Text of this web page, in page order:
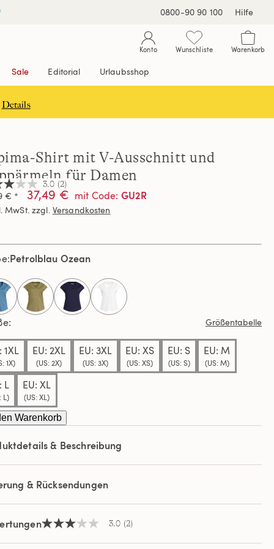
0800-90 90 100 Hilfe
Konto Wunschliste Warenkorb
Sale Editorial Urlaubsshop
Details
Shirt mit V-Ausschnitt und
für Damen
3.0 (2)
€ * 37,49 € mit Code: GU2R
MwSt. zzgl. Versandkosten
Petrolblau Ozean
selected
Größentabelle
1XL
1X)
EU: 2XL
(US: 2X)
EU: 3XL
(US: 3X)
EU: XS
(US: XS)
EU: S
(US: S)
EU: M
(US: M)
L
L)
EU: XL
(US: XL)
Warenkorb
& Beschreibung
& Rücksendungen
3.0 3.0 (2)